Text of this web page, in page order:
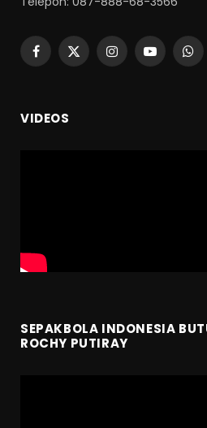
Facebook
X
InstagramYouTube
VIDEOS
SEPAKBOLA INDONESIA
ROCHY PUTIRAY